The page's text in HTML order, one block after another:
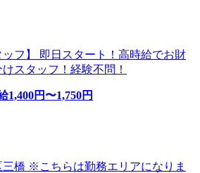
ッフ】 即日スタート！高時給でお財
スタッフ！経験不問！
1,400円〜1,750円
橋 ※こちらは勤務エリアになりま